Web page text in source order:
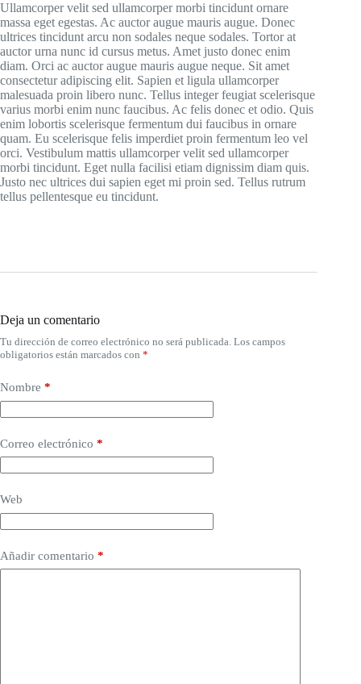
Ullamcorper velit sed ullamcorper morbi tincidunt ornare
massa eget egestas. Ac auctor augue mauris augue. Donec
ultrices tincidunt arcu non sodales neque sodales. Tortor at
auctor urna nunc id cursus metus. Amet justo donec enim
diam. Orci ac auctor augue mauris augue neque. Sit amet
consectetur adipiscing elit. Sapien et ligula ullamcorper
malesuada proin libero nunc. Tellus integer feugiat scelerisque
varius morbi enim nunc faucibus. Ac felis donec et odio. Quis
enim lobortis scelerisque fermentum dui faucibus in ornare
quam. Eu scelerisque felis imperdiet proin fermentum leo vel
orci. Vestibulum mattis ullamcorper velit sed ullamcorper
morbi tincidunt. Eget nulla facilisi etiam dignissim diam quis.
Justo nec ultrices dui sapien eget mi proin sed. Tellus rutrum
tellus pellentesque eu tincidunt.
Deja un comentario
Tu dirección de correo electrónico no será publicada. Los campos
obligatorios están marcados con *
Nombre *
Correo electrónico *
Web
Añadir comentario *